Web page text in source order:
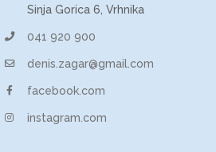
Sinja Gorica 6, Vrhnika
041 920 900
denis.zagar@gmail.com
facebook.com
instagram.com